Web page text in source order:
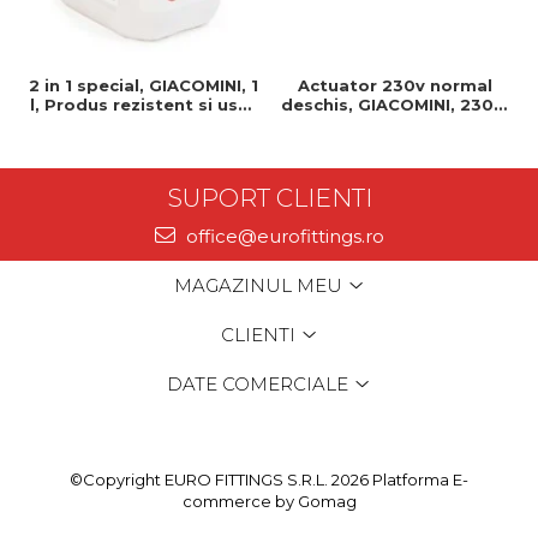
2 in 1 special, GIACOMINI, 1
l, Produs rezistent si usor
Actuator 230v normal
deschis, GIACOMINI, 230v,
SUPORT CLIENTI
office@eurofittings.ro
MAGAZINUL MEU
CLIENTI
DATE COMERCIALE
©Copyright EURO FITTINGS S.R.L. 2026 Platforma E-
commerce by Gomag